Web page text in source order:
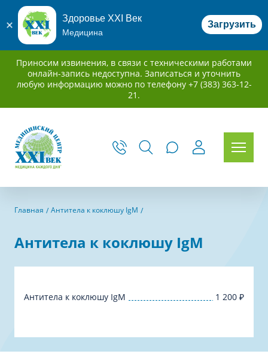
Здоровье XXI Век
Медицина
Загрузить
Приносим извинения, в связи с техническими работами
онлайн-запись недоступна. Записаться и уточнить
любую информацию можно по телефону +7 (383) 363-12-
21.
Главная Антитела к коклюшу IgM
Антитела к коклюшу IgM
Антитела к коклюшу IgM 1 200 ₽